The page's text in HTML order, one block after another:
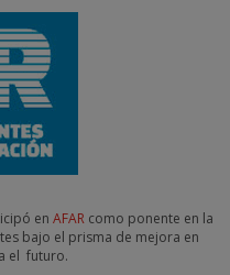
en AFAR como ponente en la
bajo el prisma de mejora en
el futuro.